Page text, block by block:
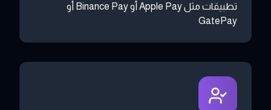
تطبيقات مثل Apple Pay أو Binance Pay أو
GatePay